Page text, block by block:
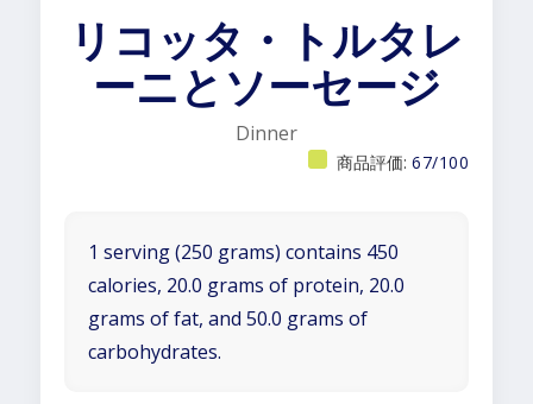
リコッタ・トルタレ
ーニとソーセージ
Dinner
商品評価: 67/100
1 serving (250 grams) contains 450
calories, 20.0 grams of protein, 20.0
grams of fat, and 50.0 grams of
carbohydrates.